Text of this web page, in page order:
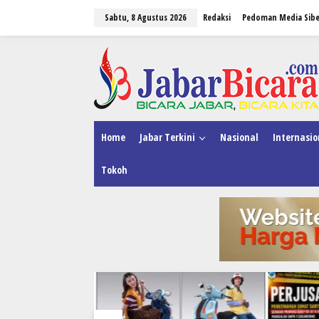
Sabtu, 8 Agustus 2026 Redaksi Pedoman Media
Home Jabar Terkini Nasional
Tokoh